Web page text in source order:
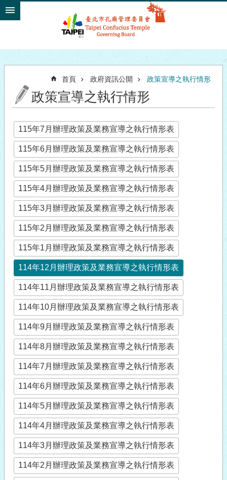
跳到主要內容區塊
首頁 政府資訊公開 政策宣導之執行情形
政策宣導之執行情形
115年7月辦理政策及業務宣導之執行情形表
115年6月辦理政策及業務宣導之執行情形表
115年5月辦理政策及業務宣導之執行情形表
115年4月辦理政策及業務宣導之執行情形表
115年3月辦理政策及業務宣導之執行情形表
115年2月辦理政策及業務宣導之執行情形表
115年1月辦理政策及業務宣導之執行情形表
114年12月辦理政策及業務宣導之執行情形表
114年11月辦理政策及業務宣導之執行情形表
114年10月辦理政策及業務宣導之執行情形表
114年9月辦理政策及業務宣導之執行情形表
114年8月辦理政策及業務宣導之執行情形表
114年7月辦理政策及業務宣導之執行情形表
114年6月辦理政策及業務宣導之執行情形表
114年5月辦理政策及業務宣導之執行情形表
114年4月辦理政策及業務宣導之執行情形表
114年3月辦理政策及業務宣導之執行情形表
114年2月辦理政策及業務宣導之執行情形表